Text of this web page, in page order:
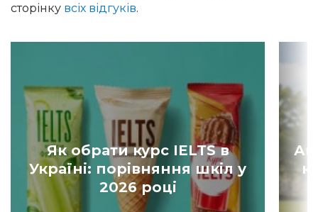
сторінку всіх відгуків.
Як обрати курс IELTS в
Україні: порівняння шкіл у
2026 році